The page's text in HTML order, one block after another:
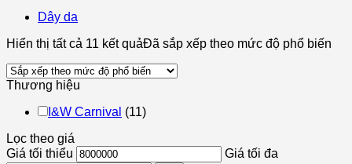
Dây da
Hiển thị tất cả 11 kết quảĐã sắp xếp theo mức độ phổ biến
Thương hiệu
I&W Carnival (11)
Lọc theo giá
Giá tối thiểu
Giá tối đa